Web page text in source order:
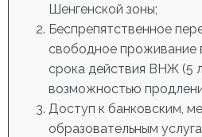
Шенгенской зоны;
Беспрепятственное
свободное проживание
срока действия ВНЖ (5
возможностью
Доступ к банковским,
образовательным